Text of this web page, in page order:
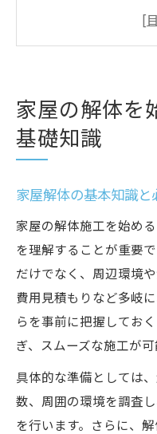
解体工事の流
家の解体で片
さえる
を解説
解体工事の全
ト整理
家屋解体で発
策法
解体工事の工
管理術
近隣トラブル
ナー
家屋の解体を
基礎知識
家屋解体の基本知識
家屋の解体施工を始め
を理解することが重要
だけでなく、周辺環境
費用見積もりなど多岐
らを事前に把握してお
ぎ、スムーズな施工が可
具体的な準備としては
数、周囲の環境を調査
を行います。さらに、